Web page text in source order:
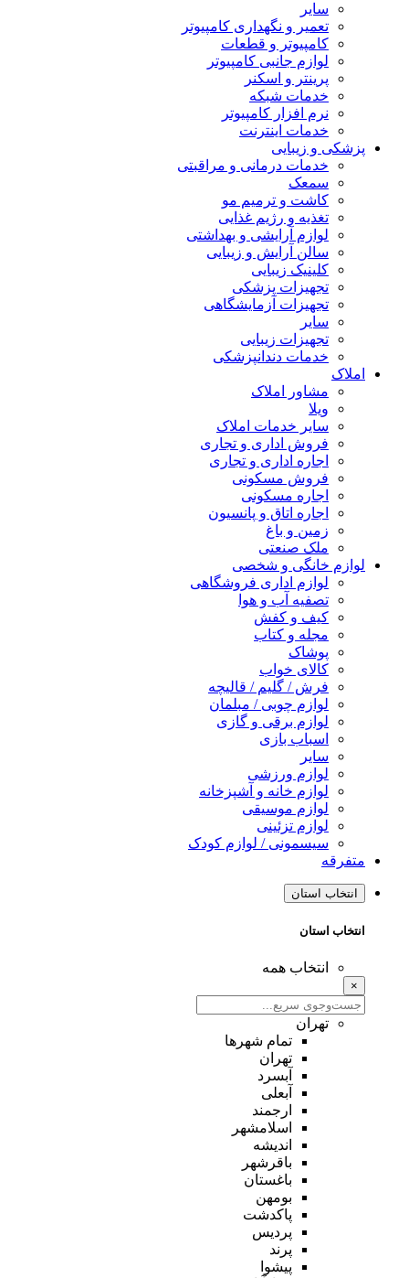
سایر
تعمیر و نگهداری کامپیوتر
کامپیوتر و قطعات
لوازم جانبی کامپیوتر
پرینتر و اسکنر
خدمات شبکه
نرم افزار کامپیوتر
خدمات اینترنت
پزشکی و زیبایی
خدمات درمانی و مراقبتی
سمعک
کاشت و ترمیم مو
تغذیه و رژیم غذایی
لوازم آرایشی و بهداشتی
سالن آرایش و زیبایی
کلینیک زیبایی
تجهیزات پزشکی
تجهیزات آزمایشگاهی
سایر
تجهیزات زیبایی
خدمات دندانپزشکی
املاک
مشاور املاک
ویلا
سایر خدمات املاک
فروش اداری و تجاری
اجاره اداری و تجاری
فروش مسکونی
اجاره مسکونی
اجاره اتاق و پانسیون
زمین و باغ
ملک صنعتی
لوازم خانگی و شخصی
لوازم اداری فروشگاهی
تصفیه آب و هوا
کیف و کفش
مجله و کتاب
پوشاک
کالای خواب
فرش / گلیم / قالیچه
لوازم چوبی / مبلمان
لوازم برقی و گازی
اسباب بازی
سایر
لوازم ورزشی
لوازم خانه و آشپزخانه
لوازم موسیقی
لوازم تزئینی
سیسمونی / لوازم کودک
متفرقه
انتخاب استان
انتخاب استان
انتخاب همه
×
تهران
تمام شهر‌ها
تهران
آبسرد
آبعلی
ارجمند
اسلامشهر
اندیشه
باقرشهر
باغستان
بومهن
پاکدشت
پردیس
پرند
پیشوا